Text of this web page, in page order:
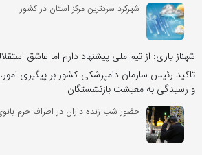
شهرکرد سردترین مرکز استان در کشور
شهناز یاری: از تیم ملی پیشنهاد دارم اما عاشق
تاکید رئیس سازمان دامپزشکی کشور بر پیگیری
و رسیدگی به معیشت بازنشستگان
حضور شب زنده داران در اطراف حرم